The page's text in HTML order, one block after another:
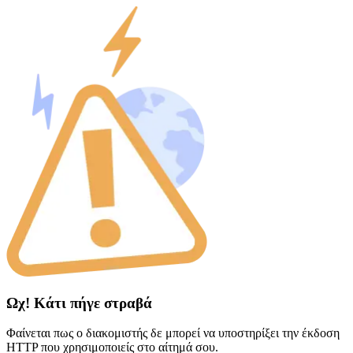
Ωχ! Κάτι πήγε στραβά
Φαίνεται πως ο διακομιστής δε μπορεί να υποστηρίξει την έκδοση
HTTP που χρησιμοποιείς στο αίτημά σου.